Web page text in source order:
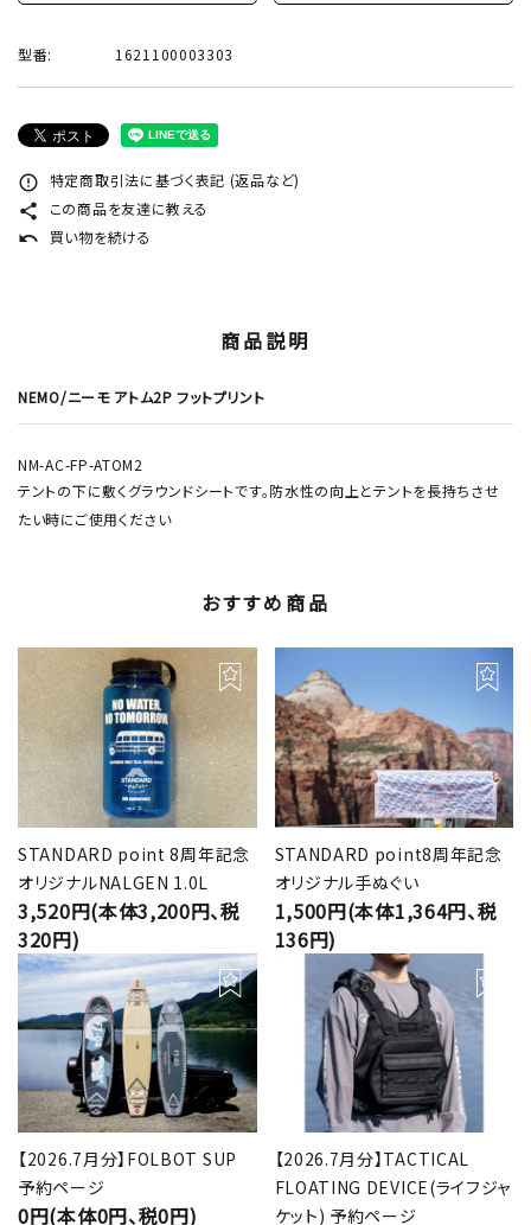
型番: 1621100003303
error_outline 特定商取引法に基づく表記 (返品など)
share この商品を友達に教える
undo 買い物を続ける
商品説明
NEMO/ニーモ アトム2P フットプリント
NM-AC-FP-ATOM2
テントの下に敷くグラウンドシートです。防水性の向上とテントを長持ちさせ
たい時にご使用ください
おすすめ商品
STANDARD point 8周年記念
オリジナルNALGEN 1.0L
3,520円(本体3,200円、税
320円)
STANDARD point8周年記念
オリジナル手ぬぐい
1,500円(本体1,364円、税
136円)
【2026.7月分】FOLBOT SUP
予約ページ
0円(本体0円、税0円)
【2026.7月分】TACTICAL
FLOATING DEVICE(ライフジャ
ケット) 予約ページ